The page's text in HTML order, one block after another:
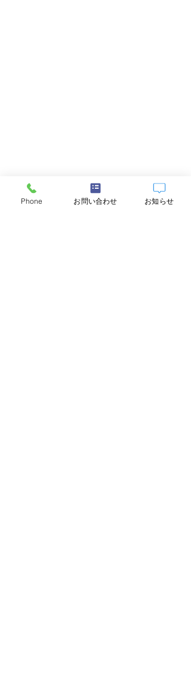
Phone お問い合わせ お知らせ